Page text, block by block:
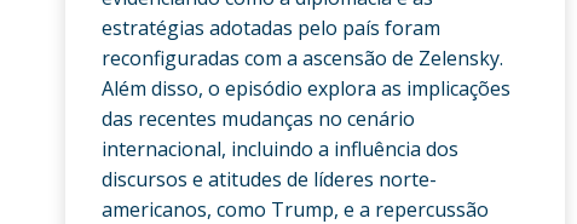
estratégias adotadas pelo país foram
reconfiguradas com a ascensão de Zelensky.
Além disso, o episódio explora as implicações
das recentes mudanças no cenário
internacional, incluindo a influência dos
discursos e atitudes de líderes norte-
americanos, como Trump, e a repercussão